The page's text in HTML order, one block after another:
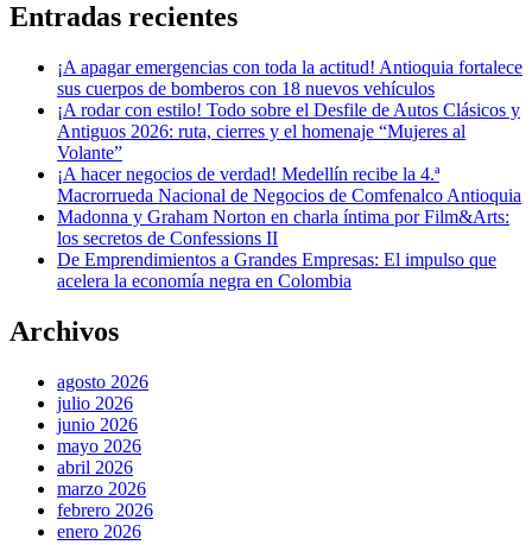
Entradas recientes
¡A apagar emergencias con toda la actitud! Antioquia fortalece
sus cuerpos de bomberos con 18 nuevos vehículos
¡A rodar con estilo! Todo sobre el Desfile de Autos Clásicos y
Antiguos 2026: ruta, cierres y el homenaje “Mujeres al
Volante”
¡A hacer negocios de verdad! Medellín recibe la 4.ª
Macrorrueda Nacional de Negocios de Comfenalco Antioquia
Madonna y Graham Norton en charla íntima por Film&Arts:
los secretos de Confessions II
De Emprendimientos a Grandes Empresas: El impulso que
acelera la economía negra en Colombia
Archivos
agosto 2026
julio 2026
junio 2026
mayo 2026
abril 2026
marzo 2026
febrero 2026
enero 2026